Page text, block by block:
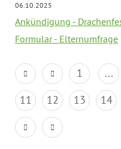
06.10.2025
Ankündigung -
Formular - Elternumfrage
1 ...
11
12 13 14